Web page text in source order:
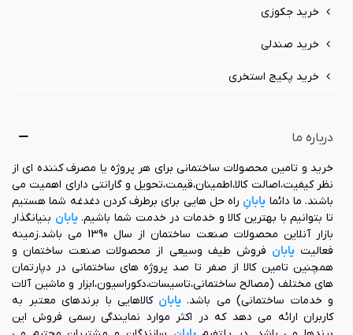
خرید جکوزی
خرید صندلی
خرید پکیج استخری
درباره ما
خرید و تامین محصولات ساختمانی برای هر پروژه یا مصرف کننده ای از
نظر کیفیت،اصالت کالا،اطمینان،قیمت،تحویل و گارانتی دارای اهمیت می
باشند. ما دائما یابانِ راه حل هایی برای برطرف کردن دغدغه شما هستیم
تا بتوانیم با بهترین کالا و خدمات در خدمت شما باشیم.یابان بنیانگذار
بازار آنلاین محصولات صنعت ساختمان از سال 1390 می باشد.زمینه
فعالیتیابان فروش طیف وسیعی از محصولات صنعت ساختمان و
همچنین تامین کالا از صفر تا صد پروژه های ساختمانی در دپارتمان
های مختلف (مصالح ساختمانی،تاسیسات،دکوراسیون،ابزار و ماشین آلات
و خدمات ساختمانی) می باشد.یابان کالاهایی با برندهای معتبر به
کاربران ارائه می دهد که در اکثر موارد نمایندگی رسمی فروش این